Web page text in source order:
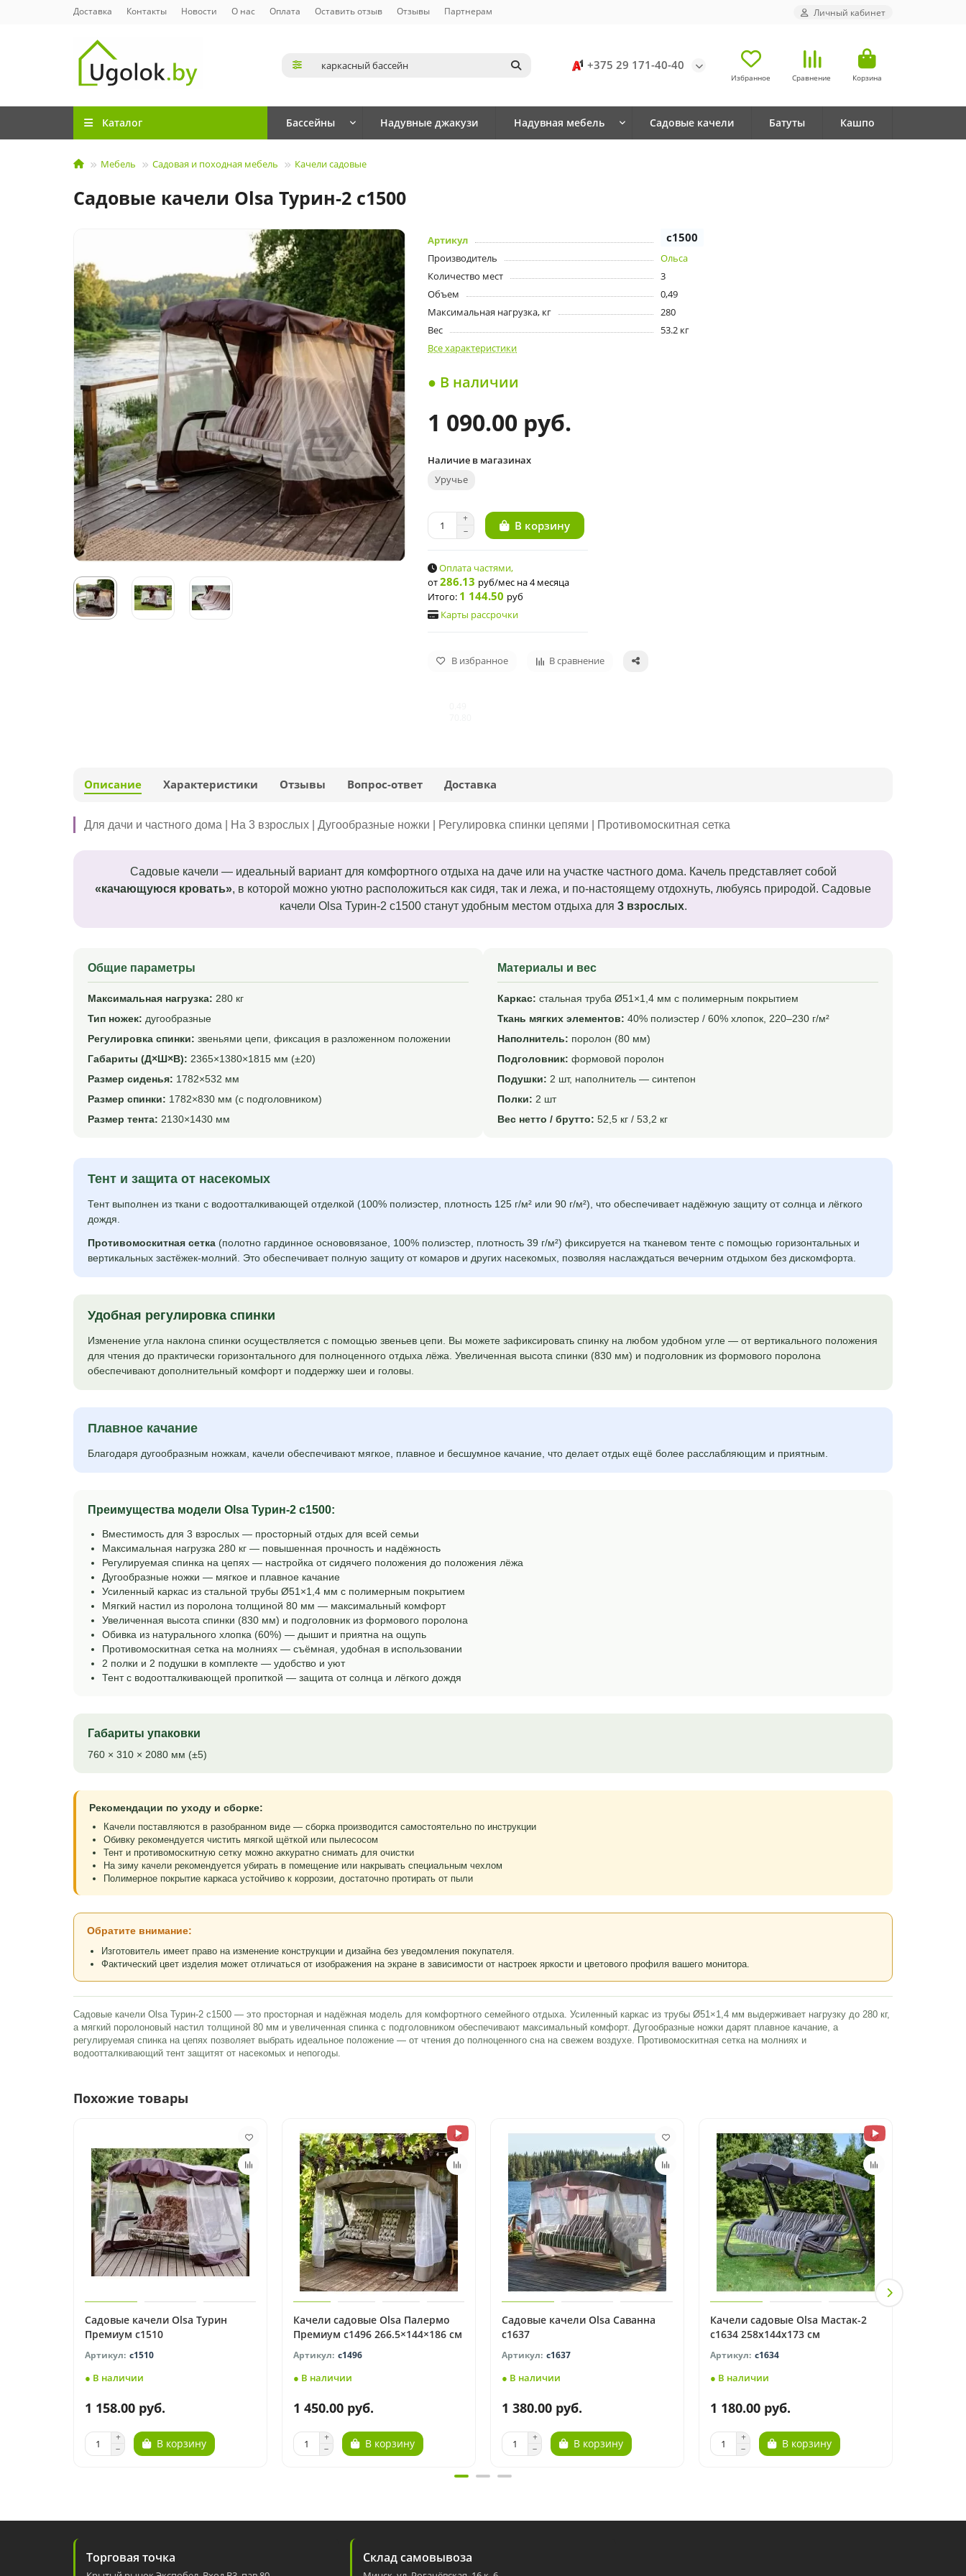
Доставка Контакты Новости О нас Оплата Оставить отзыв Отзывы Партнерам Личный кабинет
+375 29 171-40-40
Избранное Сравнение Корзина
Каталог Бассейны Надувные джакузи Надувная мебель Садовые качели Батуты Кашпо
Мебель Садовая и походная мебель Качели садовые
Садовые качели Olsa Турин-2 с1500
Артикул с1500
Производитель
Ольса
Количество мест
3
Объем
0,49
Максимальная нагрузка, кг
280
Вес
53.2 кг
Все характеристики
● В наличии
1 090.00 руб.
Наличие в магазинах
Уручье
В корзину
Оплата частями,
от286.13 руб/мес на 4 месяца
Итого: 1 144.50 руб
Карты рассрочки
В избранное В сравнение
Описание Характеристики Отзывы Вопрос-ответ Доставка
Для дачи и частного дома | На 3 взрослых | Дугообразные ножки | Регулировка спинки цепями | Противомоскитная сетка
Садовые качели — идеальный вариант для комфортного отдыха на даче или на участке частного дома. Качель представляет собой
«качающуюся кровать», в которой можно уютно расположиться как сидя, так и лежа, и по-настоящему отдохнуть, любуясь природой. Садовые
качели Olsa Турин-2 с1500 станут удобным местом отдыха для 3 взрослых.
Общие параметры
Максимальная нагрузка: 280 кг
Тип ножек: дугообразные
Регулировка спинки: звеньями цепи, фиксация в разложенном положении
Габариты (Д×Ш×В): 2365×1380×1815 мм (±20)
Размер сиденья: 1782×532 мм
Размер спинки: 1782×830 мм (с подголовником)
Размер тента: 2130×1430 мм
Материалы и вес
Каркас: стальная труба Ø51×1,4 мм с полимерным покрытием
Ткань мягких элементов: 40% полиэстер / 60% хлопок, 220–230 г/м²
Наполнитель: поролон (80 мм)
Подголовник: формовой поролон
Подушки: 2 шт, наполнитель — синтепон
Полки: 2 шт
Вес нетто / брутто: 52,5 кг / 53,2 кг
Тент и защита от насекомых
Тент выполнен из ткани с водоотталкивающей отделкой (100% полиэстер, плотность 125 г/м² или 90 г/м²), что обеспечивает надёжную защиту от солнца и лёгкого
дождя.
Противомоскитная сетка (полотно гардинное основовязаное, 100% полиэстер, плотность 39 г/м²) фиксируется на тканевом тенте с помощью горизонтальных и
вертикальных застёжек-молний. Это обеспечивает полную защиту от комаров и других насекомых, позволяя наслаждаться вечерним отдыхом без дискомфорта.
Удобная регулировка спинки
Изменение угла наклона спинки осуществляется с помощью звеньев цепи. Вы можете зафиксировать спинку на любом удобном угле — от вертикального положения
для чтения до практически горизонтального для полноценного отдыха лёжа. Увеличенная высота спинки (830 мм) и подголовник из формового поролона
обеспечивают дополнительный комфорт и поддержку шеи и головы.
Плавное качание
Благодаря дугообразным ножкам, качели обеспечивают мягкое, плавное и бесшумное качание, что делает отдых ещё более расслабляющим и приятным.
Преимущества модели Olsa Турин-2 с1500:
Вместимость для 3 взрослых — просторный отдых для всей семьи
Максимальная нагрузка 280 кг — повышенная прочность и надёжность
Регулируемая спинка на цепях — настройка от сидячего положения до положения лёжа
Дугообразные ножки — мягкое и плавное качание
Усиленный каркас из стальной трубы Ø51×1,4 мм с полимерным покрытием
Мягкий настил из поролона толщиной 80 мм — максимальный комфорт
Увеличенная высота спинки (830 мм) и подголовник из формового поролона
Обивка из натурального хлопка (60%) — дышит и приятна на ощупь
Противомоскитная сетка на молниях — съёмная, удобная в использовании
2 полки и 2 подушки в комплекте — удобство и уют
Тент с водоотталкивающей пропиткой — защита от солнца и лёгкого дождя
Габариты упаковки
760 × 310 × 2080 мм (±5)
Рекомендации по уходу и сборке:
Качели поставляются в разобранном виде — сборка производится самостоятельно по инструкции
Обивку рекомендуется чистить мягкой щёткой или пылесосом
Тент и противомоскитную сетку можно аккуратно снимать для очистки
На зиму качели рекомендуется убирать в помещение или накрывать специальным чехлом
Полимерное покрытие каркаса устойчиво к коррозии, достаточно протирать от пыли
Обратите внимание:
Изготовитель имеет право на изменение конструкции и дизайна без уведомления покупателя.
Фактический цвет изделия может отличаться от изображения на экране в зависимости от настроек яркости и цветового профиля вашего монитора.
Садовые качели Olsa Турин-2 с1500 — это просторная и надёжная модель для комфортного семейного отдыха. Усиленный каркас из трубы Ø51×1,4 мм выдерживает нагрузку до 280 кг,
а мягкий поролоновый настил толщиной 80 мм и увеличенная спинка с подголовником обеспечивают максимальный комфорт. Дугообразные ножки дарят плавное качание, а
регулируемая спинка на цепях позволяет выбрать идеальное положение — от чтения до полноценного сна на свежем воздухе. Противомоскитная сетка на молниях и
водоотталкивающий тент защитят от насекомых и непогоды.
Похожие товары
Садовые качели Olsa Турин
Премиум с1510
с1510
● В наличии
1 158.00 руб.
В корзину
Качели садовые Olsa Палермо
Премиум с1496 266.5×144×186 см
с1496
● В наличии
1 450.00 руб.
В корзину
Садовые качели Olsa Саванна
с1637
с1637
● В наличии
1 380.00 руб.
В корзину
Качели садовые Olsa Мастак-2
с1634 258х144х173 см
с1634
● В наличии
1 180.00 руб.
В корзину
Торговая точка Склад самовывоза